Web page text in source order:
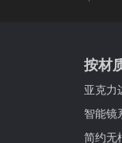
按材
亚克力
智能镜
简约无